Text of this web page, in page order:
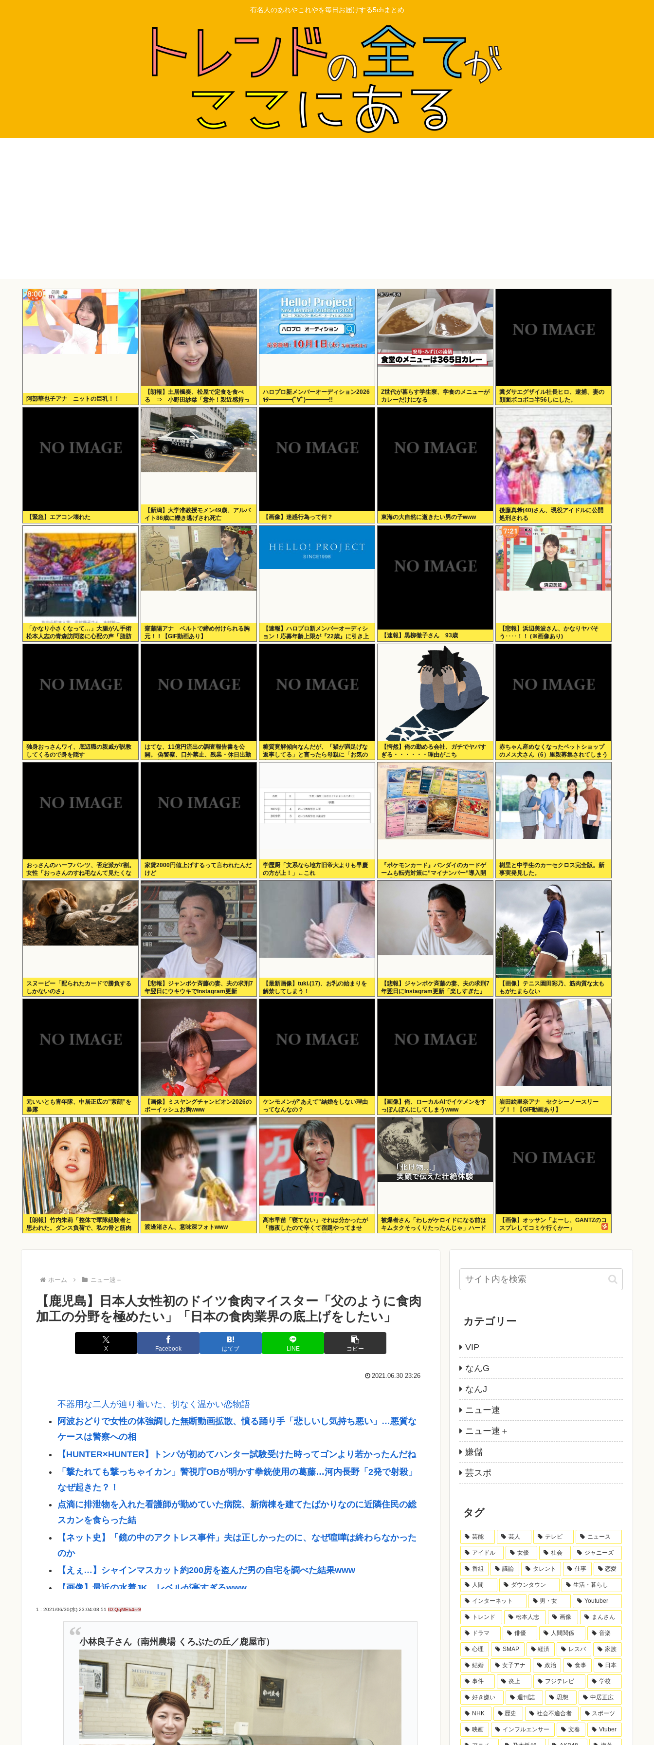
有名人のあれやこれやを毎日お届けする5chまとめ
阿部華也子アナ ニットの巨乳！！
【朗報】土居楓奏、松屋で定食を食べ
る ⇒ 小野田紗栞「意外！親近感持っ
た」
ハロプロ新メンバーオーディション2026
ｷﾀ━━━━(ﾟ∀ﾟ)━━━━!!
Z世代が暮らす学生寮、学食のメニューが
カレーだけになる
糞ダサエグザイル社長ヒロ、逮捕、妻の
顔面ボコボコ半56しにした。
【緊急】エアコン壊れた
【新潟】大学准教授モメン49歳、アルバ
イト86歳に轢き逃げされ死亡
【画像】迷惑行為って何？ 東海の大自然に逝きたい男の子www
後藤真希(40)さん、現役アイドルに公開
処刑される
「かなり小さくなって…」大腸がん手術
松本人志の青森訪問姿に心配の声「脂肪
のない感じが」「無理せずに」
齋藤陽アナ ベルトで締め付けられる胸
元！！【GIF動画あり】
【速報】ハロプロ新メンバーオーディシ
ョン！応募年齢上限が『22歳』に引き上
げられる
【速報】黒柳徹子さん 93歳
【悲報】浜辺美波さん、かなりヤバそ
う････！！ (※画像あり)
独身おっさんワイ、底辺職の親戚が説教
してくるので身を隠す
はてな、11億円流出の調査報告書を公
開。 偽警察、口外禁止、残業・休日出勤
200時間越、孤立…。やばすぎて草はえ
糖質寛解傾向なんだが、「猫が満足げな
返事してる」と言ったら母親に「お気の
毒w」と言われた
【愕然】俺の勤める会社、ガチでヤバす
ぎる・・・・・・理由がこち
ら・・・・・・
赤ちゃん産めなくなったペットショップ
のメス犬さん（6）里親募集されてしまう
www
おっさんのハーフパンツ、否定派が7割。
女性「おっさんのすね毛なんて見たくな
いじゃないですかw」
家賃2000円値上げするって言われたんだ
けど
学歴厨「文系なら地方旧帝大よりも早慶
の方が上！」←これ
『ポケモンカード』バンダイのカードゲ
ームも転売対策に”マイナンバー”導入開
始「効果テキメン」
樹里と中学生のカーセクロス完全版。新
事実発見した。
スヌーピー「配られたカードで勝負する
しかないのさ」
【悲報】ジャンポケ斉藤の妻、夫の求刑7
年翌日にウキウキでInstagram更新
【最新画像】tuki.(17)、お乳の始まりを
解禁してしまう！
【悲報】ジャンポケ斉藤の妻、夫の求刑7
年翌日にInstagram更新「楽しすぎた」
←これｗ
【画像】テニス園田彩乃、筋肉質な太も
もがたまらない
元いいとも青年隊、中居正広の”素顔”を
暴露
【画像】ミスヤングチャンピオン2026の
ボーイッシュお胸www
ケンモメンが"あえて"結婚をしない理由
ってなんなの？
【画像】俺、ローカルAIでイケメンをす
っぽんぽんにしてしまうwww
岩田絵里奈アナ セクシーノースリー
ブ！！【GIF動画あり】
【朗報】竹内朱莉「整体で軍隊経験者と
思われた。ダンス負荷で、私の骨と筋肉
はもうグチャグチャになってい
渡邊渚さん、意味深フォトwww
高市早苗「寝てない」それは分かったが
「徹夜したので辛くて宿題やってませ
ん」って言う奴高市早苗以外に見たこと
被爆者さん「わしがケロイドになる前は
キムタクそっくりたったんじゃ」ハード
なギャグをかます
【画像】オッサン「よーし、GANTZのコ
スプレしてコミケ行くかー」
ホーム ニュー速＋
【鹿児島】日本人女性初のドイツ食肉マイスター「父のように食肉
加工の分野を極めたい」「日本の食肉業界の底上げをしたい」
X Facebook はてブ LINE コピー
2021.06.30 23:26
不器用な二人が辿り着いた、切なく温かい恋物語
阿波おどりで女性の体強調した無断動画拡散、憤る踊り手「悲しいし気持ち悪い」…悪質な
ケースは警察への相
【HUNTER×HUNTER】トンパが初めてハンター試験受けた時ってゴンより若かったんだね
「撃たれても撃っちゃイカン」警視庁OBが明かす拳銃使用の葛藤…河内長野「2発で射殺」
なぜ起きた？！
点滴に排泄物を入れた看護師が勤めていた病院、新病棟を建てたばかりなのに近隣住民の総
スカンを食らった結
【ネット史】「鏡の中のアクトレス事件」夫は正しかったのに、なぜ喧嘩は終わらなかった
のか
【えぇ…】シャインマスカット約200房を盗んだ男の自宅を調べた結果www
【画像】最近の水着JK、レベルが高すぎるwww
ガチで死にたい時ってどうしたらいいの？
新しいキーボード買いたいんだけど、今のキーボード壊れなくて買う理由が見つからない
長崎の語り部のお爺ちゃん(84)、学生に『日本も核武装が必要』と言われびっくり
【ﾌｧﾝｻﾏﾘｨ】台湾、長崎式典の参加者格下げ 席が「外交団エリア外」と抗議「中国に追従
し、日本に友好的な台湾をおとしめた」…日本と台湾にミサイル向ける国家に配慮か
【悲報】無職35歳、JCに「パパ活」斡旋し売春させ逮捕
「世界唯一の被爆国は北朝鮮」と主張し、チラシを配布する輩が発生
結婚式やると近所の花屋が潰れない理由がわかる「こんなに金取るのかよ！？」って驚くぞ
うつ病が治って復職できたらマッマと旅行に行きたい
1 : 2021/06/30(水) 23:04:08.51 ID:QqMEb4rr9
小林良子さん（南州農場 くろぶたの丘／鹿屋市）
カテゴリー
VIP
なんG
なんJ
ニュー速
ニュー速＋
嫌儲
芸スポ
タグ
芸能 芸人 テレビ ニュース
アイドル 女優 社会 ジャニーズ
番組 議論 タレント 仕事 恋愛
人間 ダウンタウン 生活・暮らし
インターネット 男・女 Youtuber
トレンド 松本人志 画像 まんさん
ドラマ 俳優 人間関係 音楽
心理 SMAP 経済 レスバ 家族
結婚 女子アナ 政治 食事 日本
事件 炎上 フジテレビ 学校
好き嫌い 週刊誌 思想 中居正広
NHK 歴史 社会不適合者 スポーツ
映画 インフルエンサー 文春 Vtuber